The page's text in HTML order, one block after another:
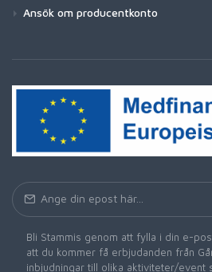
Ansök om producentkonto
Bli Stammis genom att fylla i din e-
att du kommer få erbjudanden från
inbjudningar till olika aktiviteter/event